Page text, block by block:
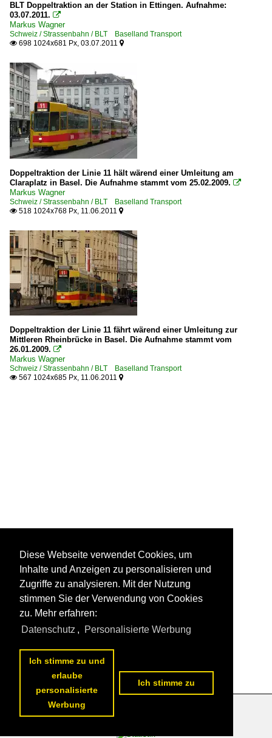
BLT Doppeltraktion an der Station in Ettingen. Aufnahme:
03.07.2011. 
Markus Wagner
Schweiz / Strassenbahn / BLT Baselland Transport
 698 1024x681 Px, 03.07.2011 
Doppeltraktion der Linie 11 hält wärend einer Umleitung am
Claraplatz in Basel. Die Aufnahme stammt vom 25.02.2009. 
Markus Wagner
Schweiz / Strassenbahn / BLT Baselland Transport
 518 1024x768 Px, 11.06.2011 
Doppeltraktion der Linie 11 fährt wärend einer Umleitung zur
Mittleren Rheinbrücke in Basel. Die Aufnahme stammt vom
26.01.2009. 
Markus Wagner
Schweiz / Strassenbahn / BLT Baselland Transport
 567 1024x685 Px, 11.06.2011 
Datenschutzerklärung
Diese Webseite verwendet Cookies, um
Inhalte und Anzeigen zu personalisieren und
Zugriffe zu analysieren. Mit der Nutzung
stimmen Sie der Verwendung von Cookies
zu. Mehr erfahren:
Datenschutz , Personalisierte Werbung
Ich stimme zu und
erlaube
personalisierte
Werbung
Ich stimme zu